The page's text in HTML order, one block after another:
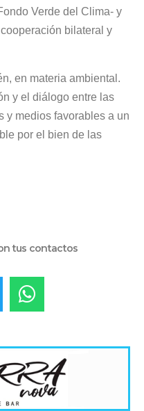
Verde del Clima- y
bilateral y
en materia ambiental.
y el diálogo entre las
y medios favorables a un
por el bien de las
tus contactos